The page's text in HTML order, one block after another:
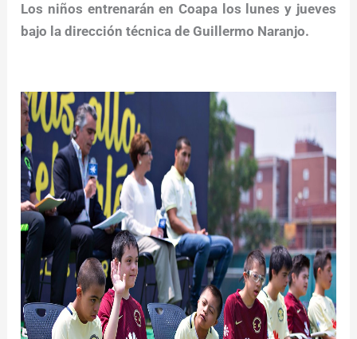
Los niños entrenarán en Coapa los lunes y jueves
bajo la dirección técnica de Guillermo Naranjo.